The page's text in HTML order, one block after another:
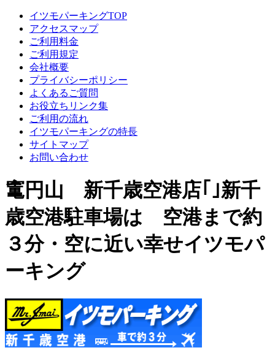
イツモパーキングTOP
アクセスマップ
ご利用料金
ご利用規定
会社概要
プライバシーポリシー
よくあるご質問
お役立ちリンク集
ご利用の流れ
イツモパーキングの特長
サイトマップ
お問い合わせ
竃円山 新千歳空港店｢｣新千
歳空港駐車場は 空港まで約
３分・空に近い幸せイツモパ
ーキング